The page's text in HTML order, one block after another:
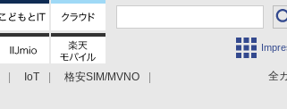
全
IoT
格安SIM/MVNO